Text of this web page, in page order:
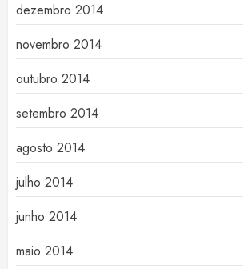
dezembro 2014
novembro 2014
outubro 2014
setembro 2014
agosto 2014
julho 2014
junho 2014
maio 2014